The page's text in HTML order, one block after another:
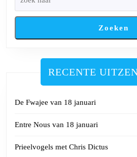
Zoeken
RECENTE
De Fwajee van 18 januari
Entre Nous van 18 januari
Prieelvogels met Chris Dictus